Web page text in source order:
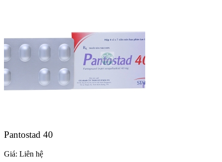
Pantostad 40
Giá: Liên hệ